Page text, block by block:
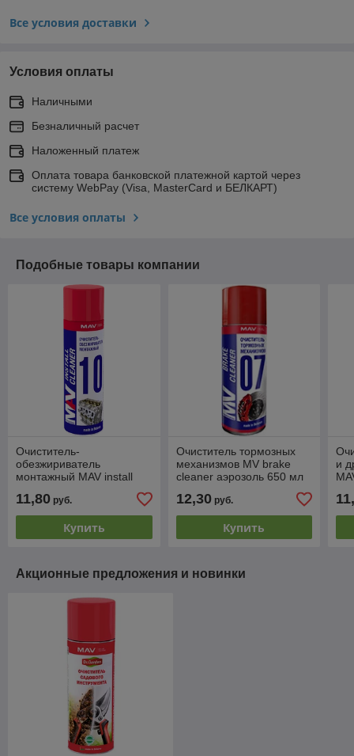
Все условия доставки
Условия оплаты
Наличными
Безналичный расчет
Наложенный платеж
Оплата товара банковской платежной картой через
систему WebPay (Visa, MasterCard и БЕЛКАРТ)
Все условия оплаты
Подобные товары компании
Очиститель-
обезжириватель
монтажный MAV install
мл/365 гр
11,80 руб.
Купить
Очиститель тормозных
механизмов MV brake
cleaner аэрозоль 650 мл
12,30руб.
Купить
и
Акционные предложения и новинки